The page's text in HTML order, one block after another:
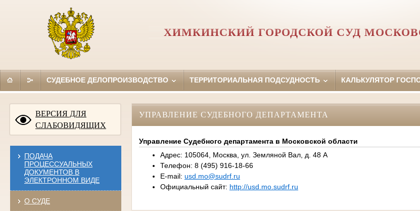
ХИМКИНСКИЙ ГОРОДСКОЙ СУД
СУДЕБНОЕ ДЕЛОПРОИЗВОДСТВО ТЕРРИТОРИАЛЬНАЯ ПОДСУДНОСТЬ КАЛЬКУЛЯТОР
ВЕРСИЯ ДЛЯ
СЛАБОВИДЯЩИХ
ПОДАЧА
ПРОЦЕССУАЛЬНЫХ
ДОКУМЕНТОВ В
ЭЛЕКТРОННОМ ВИДЕ
О СУДЕ
УПРАВЛЕНИЕ СУДЕБНОГО ДЕПАРТАМЕНТА
Управление Судебного департамента в Московской области
Адрес: 105064, Москва, ул. Земляной Вал, д. 48 А
Телефон: 8 (495) 916-18-66
E-mail: usd.mo@sudrf.ru
Официальный сайт: http://usd.mo.sudrf.ru